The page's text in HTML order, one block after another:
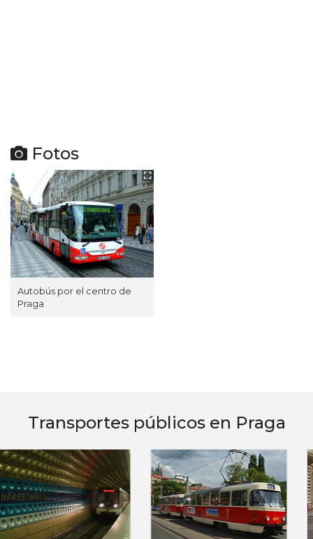
Fotos
Autobús por el centro de
Praga
Transportes públicos en Praga